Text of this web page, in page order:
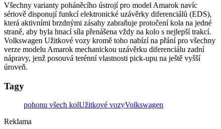
Všechny varianty poháněcího ústrojí pro model Amarok navíc
sériově disponují funkcí elektronické uzávěrky diferenciálů (EDS),
která aktivními brzdnými zásahy zabraňuje protočení kola na jedné
straně, aby byla hnací síla přenášena vždy na kolo s nejlepší trakcí.
Volkswagen Užitkové vozy kromě toho nabízí na přání pro všechny
verze modelu Amarok mechanickou uzávěrku diferenciálu zadní
nápravy, jenž posouvá terénní vlastnosti pick-upu na ještě vyšší
úroveň.
Tagy
pohonu všech kolUžitkové vozyVolkswagen
Reklama